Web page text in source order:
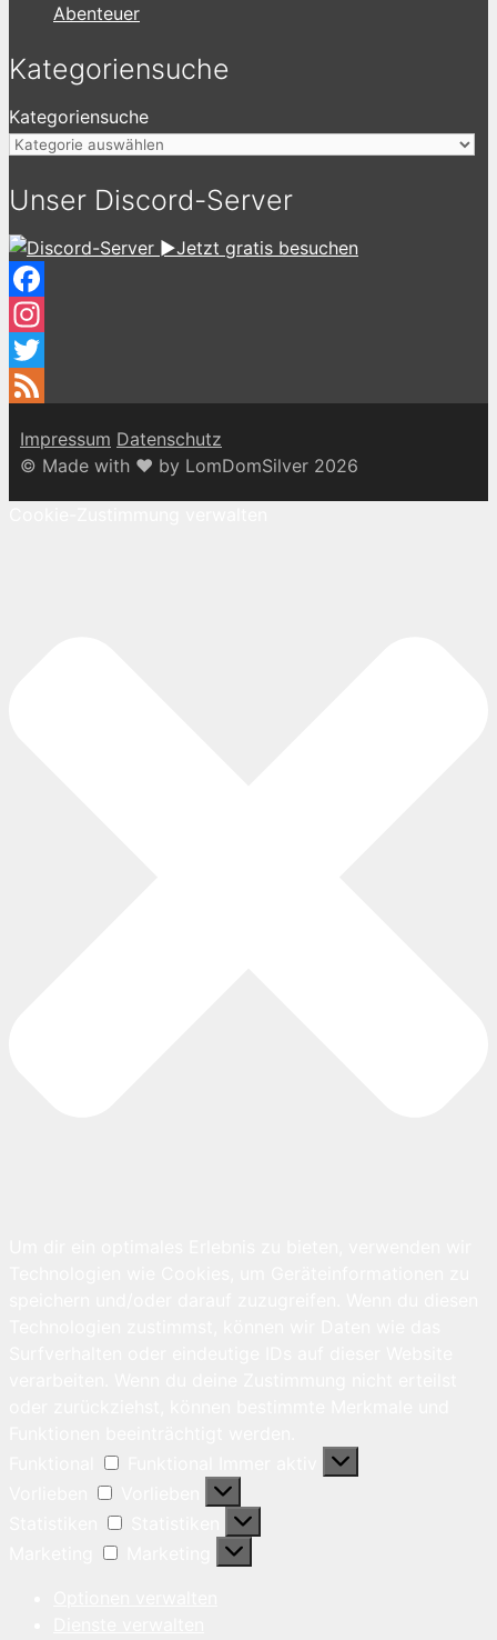
Abenteuer
Kategoriensuche
Kategoriensuche
Unser Discord-Server
►Jetzt gratis besuchen
Facebook
Instagram
Twitter
Impressum Datenschutz
© Made with ♥ by LomDomSilver 2026